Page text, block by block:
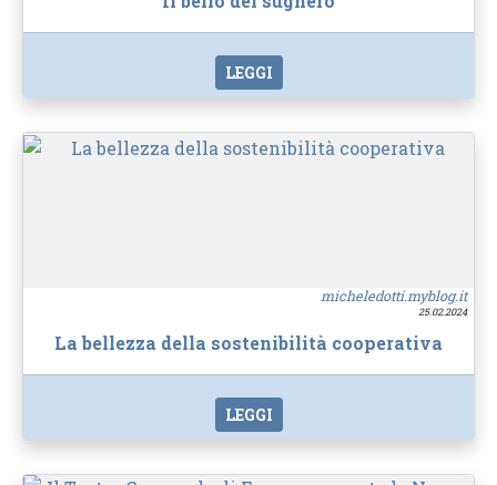
LEGGI
micheledotti.myblog.it
25.02.2024
La bellezza della sostenibilità cooperativa
LEGGI